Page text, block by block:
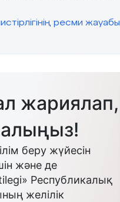
ресми жауабы
жариялап,
алыңыз!
беру жүйесін
және де
Республикалық
желілік